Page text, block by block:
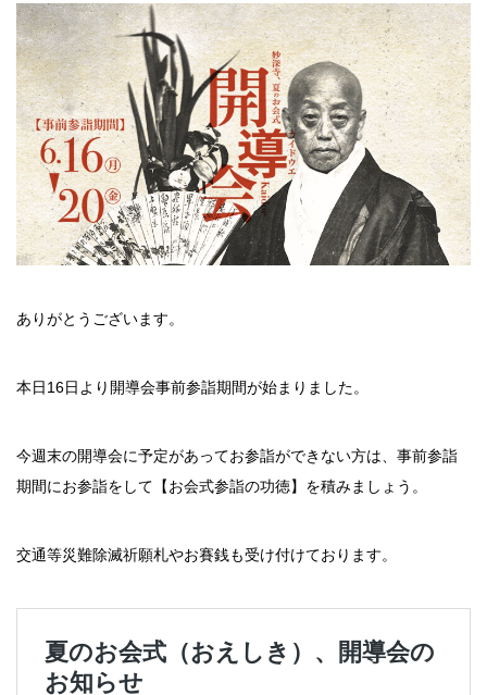
ありがとうございます。
本日16日より開導会事前参詣期間が始まりました。
今週末の開導会に予定があってお参詣ができない方は、事前参詣
期間にお参詣をして【お会式参詣の功徳】を積みましょう。
交通等災難除滅祈願札やお賽銭も受け付けております。